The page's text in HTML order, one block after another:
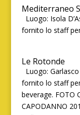
Mediterraneo
Luogo: Isola
fornito lo staff
Le Rotonde
Luogo:
fornito lo staff
beverage. FOTO
CAPODANNO